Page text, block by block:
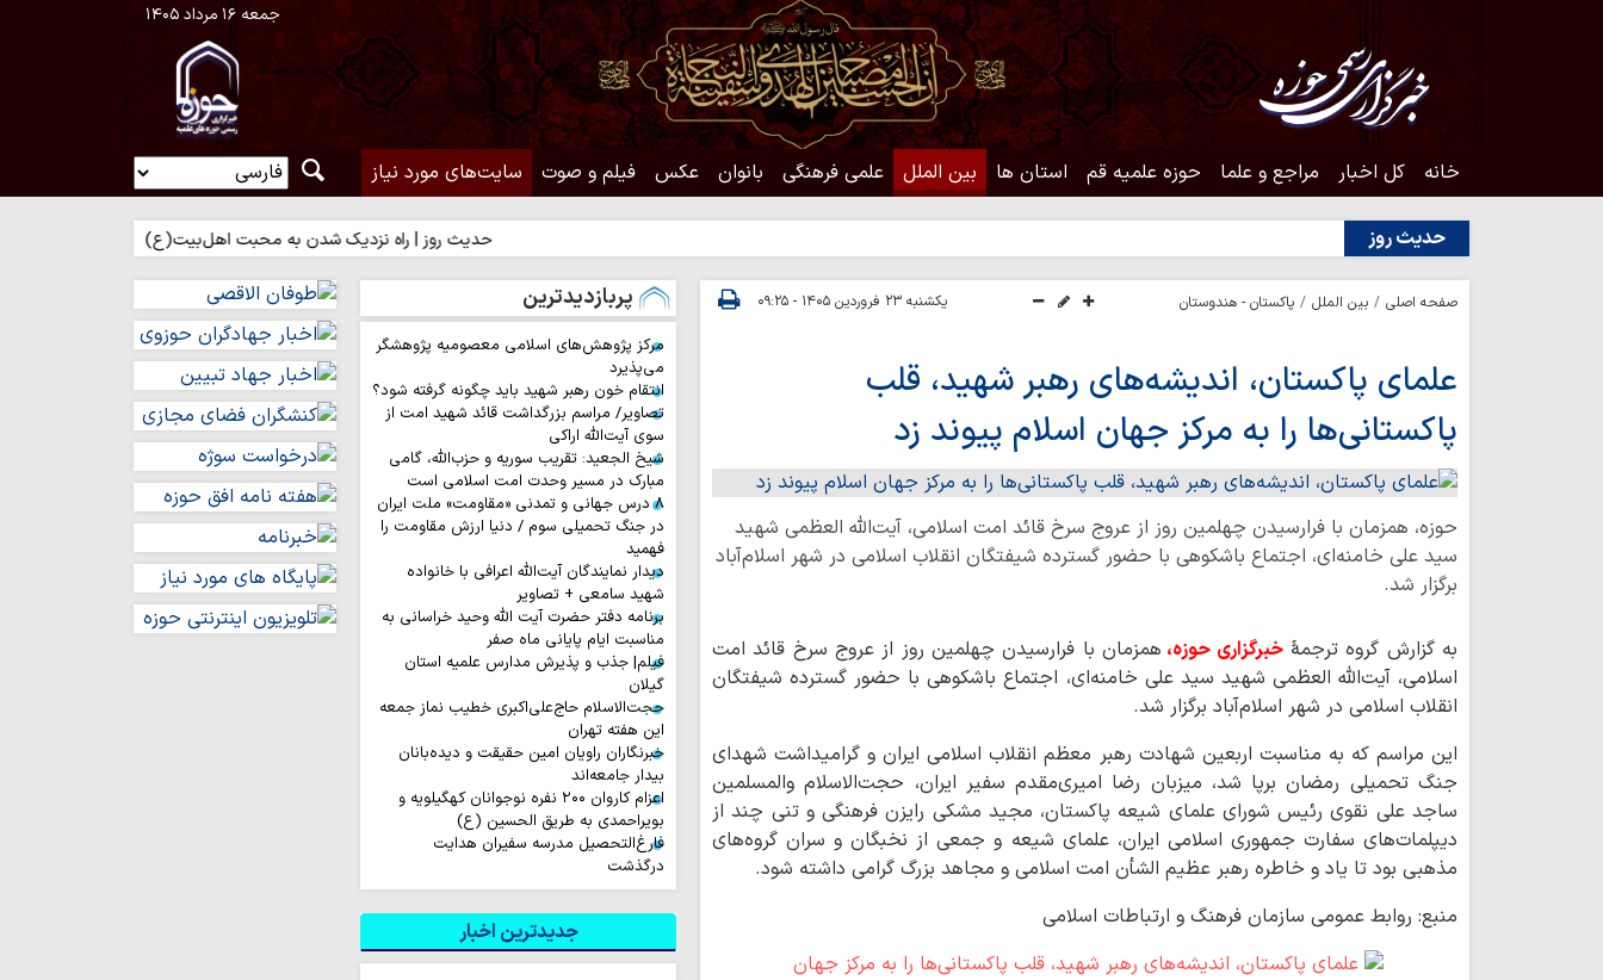
جمعه ۱۶ مرداد ۱۴۰۵
خانه کل اخبار مراجع و علما حوزه علمیه قم استان ها بین الملل علمی فرهنگی بانوان عکس فیلم و صوت سایت‌های مورد نیاز
حدیث روز حدیث روز | راه نزدیک شدن به محبت اهل‌بیت(ع) حدیث روز | بهترین
صفحه اصلی بین الملل پاکستان - هندوستان یکشنبه ۲۳ فروردین ۱۴۰۵ - ۰۹:۲۵
علمای پاکستان، اندیشه‌های رهبر شهید، قلب‌
پاکستانی‌ها را به مرکز جهان اسلام پیوند زد
حوزه، همزمان با فرارسیدن چهلمین روز از عروج سرخ قائد امت اسلامی، آیت‌الله العظمی شهید
سید علی خامنه‌ای، اجتماع باشکوهی با حضور گسترده شیفتگان انقلاب اسلامی در شهر اسلام‌آباد
برگزار شد.
به گزارش گروه ترجمۀخبرگزاری حوزه، همزمان با فرارسیدن چهلمین روز از عروج سرخ قائد امت
اسلامی، آیت‌الله العظمی شهید سید علی خامنه‌ای، اجتماع باشکوهی با حضور گسترده شیفتگان
انقلاب اسلامی در شهر اسلام‌آباد برگزار شد.
این مراسم که به مناسبت اربعین شهادت رهبر معظم انقلاب اسلامی ایران و گرامیداشت شهدای
جنگ تحمیلی رمضان برپا شد، میزبان رضا امیری‌مقدم سفیر ایران، حجت‌الاسلام والمسلمین
ساجد علی نقوی رئیس شورای علمای شیعه پاکستان، مجید مشکی رایزن فرهنگی و تنی چند از
دیپلمات‌های سفارت جمهوری اسلامی ایران، علمای شیعه و جمعی از نخبگان و سران گروه‌های
مذهبی بود تا یاد و خاطره رهبر عظیم الشأن امت اسلامی و مجاهد بزرگ گرامی داشته شود.
منبع: روابط عمومی سازمان فرهنگ و ارتباطات اسلامی
پربازدیدترین
مرکز پژوهش‌های اسلامی معصومیه پژوهشگر
می‌پذیرد
انتقام خون رهبر شهید باید چگونه گرفته شود؟
تصاویر/ مراسم بزرگداشت قائد شهید امت از
سوی آیت‌الله اراکی
شیخ الجعید: تقریب سوریه و حزب‌الله، گامی
مبارک در مسیر وحدت امت اسلامی است
۸ درس جهانی و تمدنی «مقاومت» ملت ایران
در جنگ تحمیلی سوم / دنیا ارزش مقاومت را
فهمید
دیدار نمایندگان آیت‌الله اعرافی با خانواده
شهید سامعی + تصاویر
برنامه دفتر حضرت آیت الله وحید خراسانی به
مناسبت ایام پایانی ماه صفر
فیلم| جذب و پذیرش مدارس علمیه استان
گیلان
حجت‌الاسلام حاج‌علی‌اکبری خطیب نماز جمعه
این هفته تهران
خبرنگاران راویان امین حقیقت و دیده‌بانان
بیدار جامعه‌اند
اعزام کاروان ۲۰۰ نفره نوجوانان کهگیلویه و
بویراحمدی به طریق الحسین (ع)
فارغ‌التحصیل مدرسه سفیران هدایت
درگذشت
جدیدترین اخبار